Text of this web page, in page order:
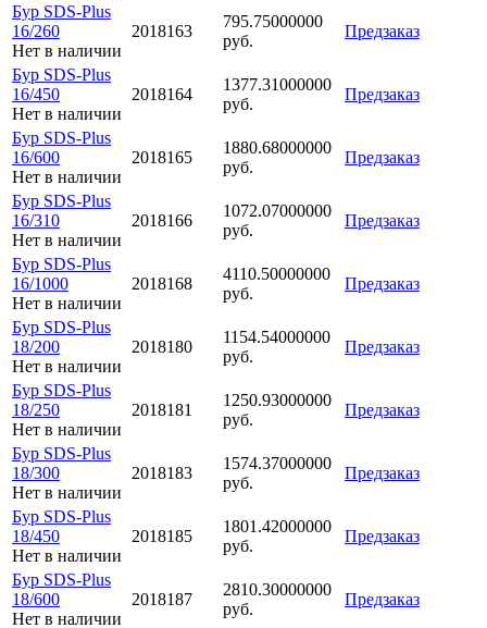
Бур SDS-Plus
16/260
Нет в наличии
2018163
795.75000000
руб.
Предзаказ
Бур SDS-Plus
16/450
Нет в наличии
2018164
1377.31000000
руб.
Предзаказ
Бур SDS-Plus
16/600
Нет в наличии
2018165
1880.68000000
руб.
Предзаказ
Бур SDS-Plus
16/310
Нет в наличии
2018166
1072.07000000
руб.
Предзаказ
Бур SDS-Plus
16/1000
Нет в наличии
2018168
4110.50000000
руб.
Предзаказ
Бур SDS-Plus
18/200
Нет в наличии
2018180
1154.54000000
руб.
Предзаказ
Бур SDS-Plus
18/250
Нет в наличии
2018181
1250.93000000
руб.
Предзаказ
Бур SDS-Plus
18/300
Нет в наличии
2018183
1574.37000000
руб.
Предзаказ
Бур SDS-Plus
18/450
Нет в наличии
2018185
1801.42000000
руб.
Предзаказ
Бур SDS-Plus
18/600
Нет в наличии
2018187
2810.30000000
руб.
Предзаказ